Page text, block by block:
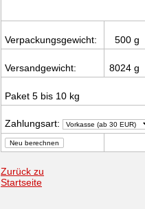
Verpackungsgewicht: 500 g
Versandgewicht: 8024 g
Paket 5 bis 10 kg
Zahlungsart:
Zurück zu
Startseite